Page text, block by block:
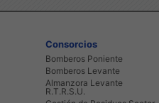
Consorcios
Bomberos Poniente
Bomberos Levante
Almanzora Levante
R.T.R.S.U.